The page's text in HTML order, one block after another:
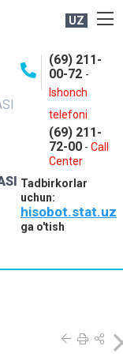
UZ
(69) 211-
00-72 -
Ishonch
telefoni
(69) 211-
72-00 - Call
Center
Tadbirkorlar
uchun:
hisobot.stat.uz
ga o'tish